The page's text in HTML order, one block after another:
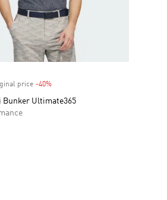
price -40%Discount
Bunker Ultimate365